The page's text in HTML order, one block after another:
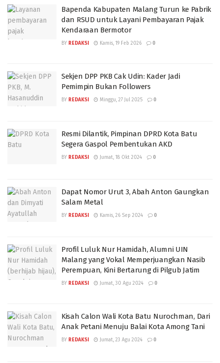
Bapenda Kabupaten Malang Turun ke Pabrik
dan RSUD untuk Layani Pembayaran Pajak
Kendaraan Bermotor
BY REDAKSI Kamis, 19 Feb 2026 0
Sekjen DPP PKB Cak Udin: Kader Jadi
Pemimpin Bukan Followers
BY REDAKSI Minggu, 27 Jul 2025 0
Resmi Dilantik, Pimpinan DPRD Kota Batu
Segera Gaspol Pembentukan AKD
BY REDAKSI Jumat, 18 Okt 2024 0
Dapat Nomor Urut 3, Abah Anton Gaungkan
Salam Metal
BY REDAKSI Kamis, 26 Sep 2024 0
Profil Luluk Nur Hamidah, Alumni UIN
Malang yang Vokal Memperjuangkan Nasib
Perempuan, Kini Bertarung di Pilgub Jatim
BY REDAKSI Jumat, 30 Agu 2024 0
Kisah Calon Wali Kota Batu Nurochman, Dari
Anak Petani Menuju Balai Kota Among Tani
BY REDAKSI Jumat, 23 Agu 2024 0